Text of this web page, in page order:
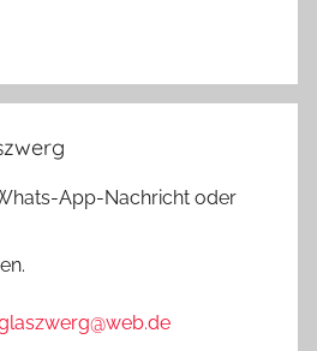
App-Nachricht oder